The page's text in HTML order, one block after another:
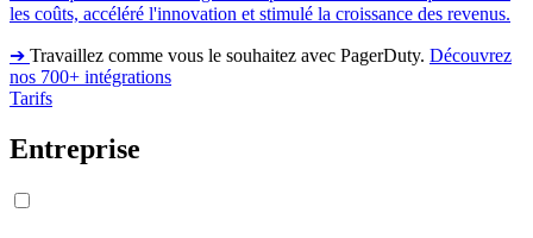
les coûts, accéléré l'innovation et stimulé la croissance des revenus.
➔ Travaillez comme vous le souhaitez avec PagerDuty. Découvrez
nos 700+ intégrations
Tarifs
Entreprise